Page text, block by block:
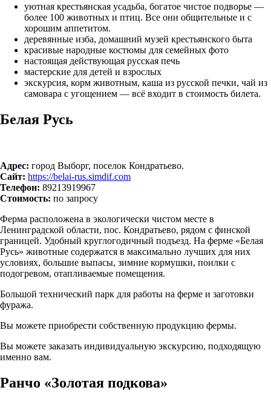
уютная крестьянская усадьба,­­­­ богатое чистое подворье —
более 100 животных и пт­­­­иц. Все они общительные и с
хорошим аппетитом.
деревян­­­­ные изба, домашний музей крестьянского быта
красивые народные костюмы для семейных фото
настоящая действующая русская печь
­маст­­­­­­ерские для детей и взрослых
экскурсия, корм животным, каша из русской печки, чай из
самовара с угощением — всё входит в стоимость билета.
Белая Русь
Адрес: город Выборг, поселок Кондратьево.
Сайт: https://belai-rus.simdif.com
Телефон: 89213919967
Стоимость: по запросу
Ферма расположена в экологически чистом месте в
Ленинградской области, пос. Кондратьево, рядом с финской
границей. Удобный круглогодичный подъезд. На ферме «Белая
Русь» животные содержатся в максимально лучших для них
условиях, большие выпасы, зимние кормушки, поилки с
подогревом, отапливаемые помещения.
Большой технический парк для работы на ферме и заготовки
фуража.
Вы можете приобрести собственную продукцию фермы.
Вы можете заказать индивидуальную экскурсию, подходящую
именно вам.
Ранчо «Золотая подкова»